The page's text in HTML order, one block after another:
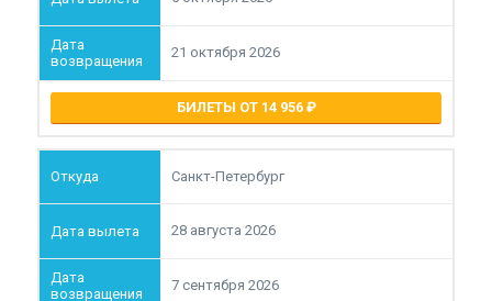
21 октября 2026
БИЛЕТЫ ОТ 14 956
Санкт-Петербург
28 августа 2026
7 сентября 2026